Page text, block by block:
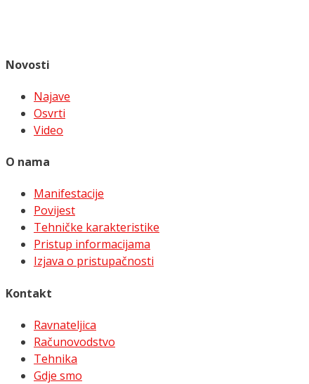
Novosti
Najave
Osvrti
Video
O nama
Manifestacije
Povijest
Tehničke karakteristike
Pristup informacijama
Izjava o pristupačnosti
Kontakt
Ravnateljica
Računovodstvo
Tehnika
Gdje smo